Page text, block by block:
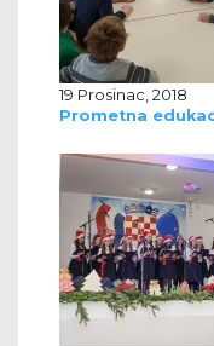
19 Prosinac, 2018
Prometna